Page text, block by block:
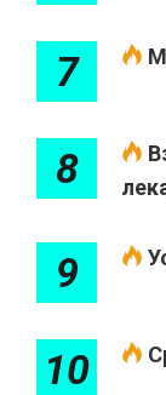
7
8
9
10